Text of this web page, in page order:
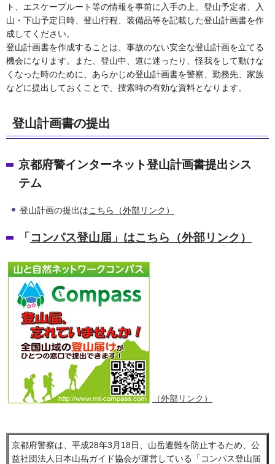
ト、エスケープルート等の情報を事前に入手の上、登山予定者、入
山・下山予定日時、登山行程、装備品等を記載した登山計画書を作
成してください。
登山計画書を作成することは、事故のない安全な登山計画を立てる
機会になります。また、登山中、道に迷ったり、怪我をして動けな
くなった時のために、あらかじめ登山計画書を警察、勤務先、家族
などに提出しておくことで、捜索時の有効な資料となります。
登山計画書の提出
京都府警インターネット登山計画書提出シス
テム
登山計画の提出はこちら（外部リンク）
「 コンパス登山届」はこちら（外部リンク）
（外部リンク）
京都府警察は、平成28年3月18日、山岳遭難を防止するため、公
益社団法人日本山岳ガイド協会が運営している「コンパス登山届